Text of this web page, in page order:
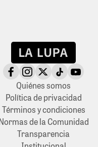
Quiénes somos
Política de privacidad
Términos y condiciones
de la Comunidad
Transparencia